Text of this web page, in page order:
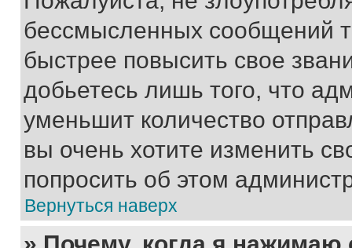
бессмысленных сообщений
быстрее повысить свое
добьетесь лишь того, что
уменьшит количество
вы очень хотите изменить
попросить об этом
Вернуться наверх